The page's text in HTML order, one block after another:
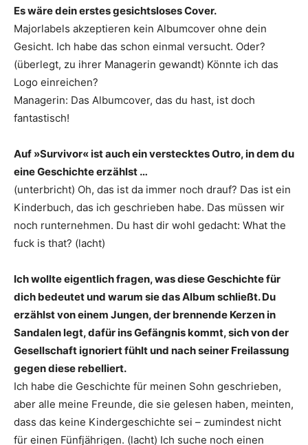
Es wäre dein erstes gesichtsloses Cover.
Majorlabels akzeptieren kein Albumcover ohne dein
Gesicht. Ich habe das schon einmal versucht. Oder?
(überlegt, zu ihrer Managerin gewandt) Könnte ich das
Logo einreichen?
Managerin: Das Albumcover, das du hast, ist doch
fantastisch!
Auf »Survivor« ist auch ein verstecktes Outro, in dem du
eine Geschichte erzählst …
(unterbricht) Oh, das ist da immer noch drauf? Das ist ein
Kinderbuch, das ich geschrieben habe. Das müssen wir
noch runternehmen. Du hast dir wohl gedacht: What the
fuck is that? (lacht)
Ich wollte eigentlich fragen, was diese Geschichte für
dich bedeutet und warum sie das Album schließt. Du
erzählst von einem Jungen, der brennende Kerzen in
Sandalen legt, dafür ins Gefängnis kommt, sich von der
Gesellschaft ignoriert fühlt und nach seiner Frei­lassung
gegen diese rebelliert.
Ich habe die Geschichte für meinen Sohn geschrieben,
aber alle meine Freunde, die sie gelesen haben, meinten,
dass das keine Kindergeschichte sei – zumindest nicht
für einen Fünfjährigen. (lacht) Ich suche noch einen